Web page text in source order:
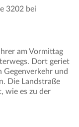
3202 bei
am Vormittag
Dort geriet
Gegenverkehr und
Die Landstraße
wie es zu der